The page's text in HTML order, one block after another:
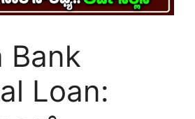
Bank
Loan: